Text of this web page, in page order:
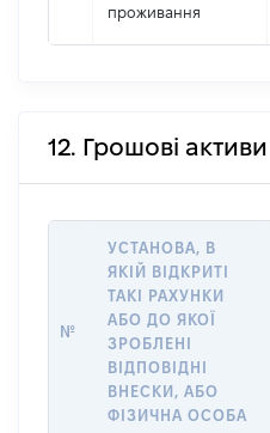
проживання
12. Грошові активи
№
УСТАНОВА, В
ЯКІЙ ВІДКРИТІ
ТАКІ РАХУНКИ
АБО ДО ЯКОЇ
ЗРОБЛЕНІ
ВІДПОВІДНІ
ВНЕСКИ, АБО
ФІЗИЧНА ОСОБА